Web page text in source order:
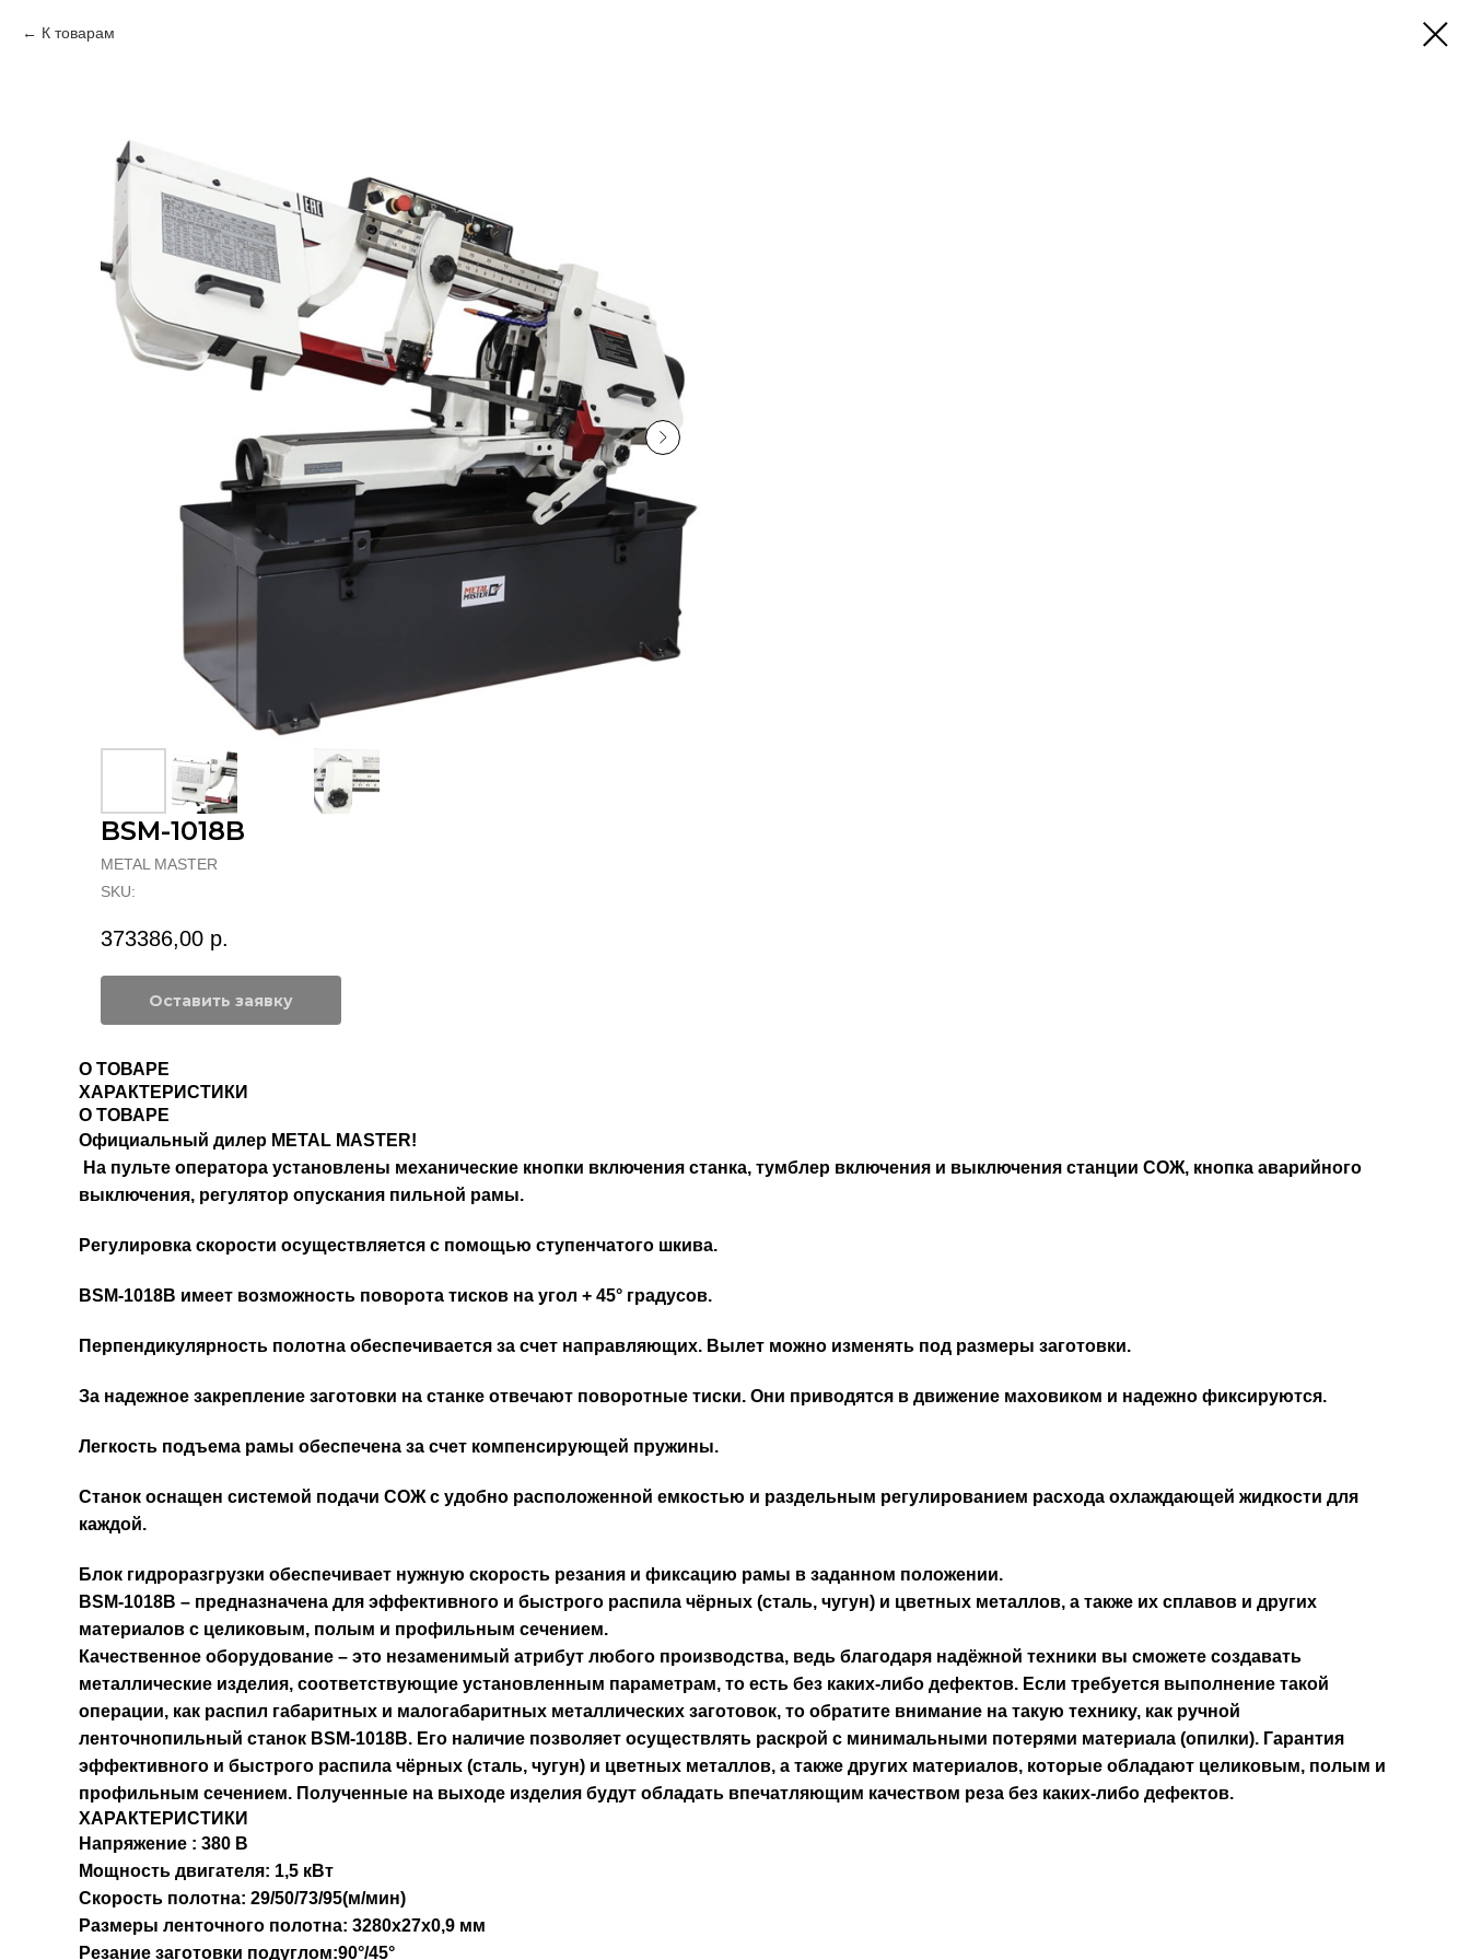
К товарам
BSM-1018B
METAL MASTER
SKU:
373386,00 р.
Оставить заявку
О ТОВАРЕ
ХАРАКТЕРИСТИКИ
О ТОВАРЕ
Официальный дилер METAL MASTER!
На пульте оператора установлены механические кнопки включения станка, тумблер включения и выключения станции СОЖ, кнопка аварийного
выключения, регулятор опускания пильной рамы.
Регулировка скорости осуществляется с помощью ступенчатого шкива.
BSM-1018B имеет возможность поворота тисков на угол + 45° градусов.
Перпендикулярность полотна обеспечивается за счет направляющих. Вылет можно изменять под размеры заготовки.
За надежное закрепление заготовки на станке отвечают поворотные тиски. Они приводятся в движение маховиком и надежно фиксируются.
Легкость подъема рамы обеспечена за счет компенсирующей пружины.
Станок оснащен системой подачи СОЖ с удобно расположенной емкостью и раздельным регулированием расхода охлаждающей жидкости для
каждой.
Блок гидроразгрузки обеспечивает нужную скорость резания и фиксацию рамы в заданном положении.
BSM-1018B – предназначена для эффективного и быстрого распила чёрных (сталь, чугун) и цветных металлов, а также их сплавов и других
материалов с целиковым, полым и профильным сечением.
Качественное оборудование – это незаменимый атрибут любого производства, ведь благодаря надёжной техники вы сможете создавать
металлические изделия, соответствующие установленным параметрам, то есть без каких-либо дефектов. Если требуется выполнение такой
операции, как распил габаритных и малогабаритных металлических заготовок, то обратите внимание на такую технику, как ручной
ленточнопильный станок BSM-1018B. Его наличие позволяет осуществлять раскрой с минимальными потерями материала (опилки). Гарантия
эффективного и быстрого распила чёрных (сталь, чугун) и цветных металлов, а также других материалов, которые обладают целиковым, полым и
профильным сечением. Полученные на выходе изделия будут обладать впечатляющим качеством реза без каких-либо дефектов.
ХАРАКТЕРИСТИКИ
Напряжение : 380 В
Мощность двигателя: 1,5 кВт
Скорость полотна: 29/50/73/95(м/мин)
Размеры ленточного полотна: 3280х27х0,9 мм
Резание заготовки подуглом:90°/45°